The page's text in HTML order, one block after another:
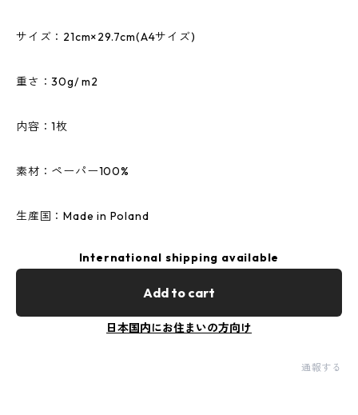
サイズ：21cm×29.7cm(A4サイズ)
重さ：30g/ m2
内容：1枚
素材：ペーパー100%
生産国：Made in Poland
International shipping available
Add to cart
日本国内にお住まいの方向け
通報する